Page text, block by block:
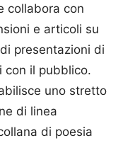
collabora con
e articoli su
presentazioni di
con il pubblico.
uno stretto
di linea
di poesia